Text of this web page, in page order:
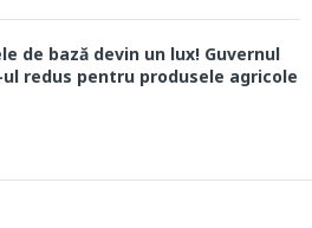
de bază devin un lux! Guvernul
ul redus pentru produsele agricole